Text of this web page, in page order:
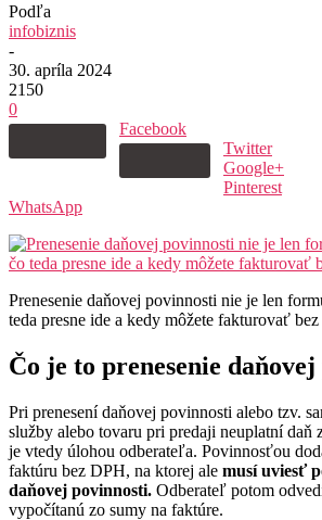
Podľa
infobiznis
-
30. apríla 2024
2150
0
Facebook
Twitter
Google+
Pinterest
WhatsApp
Prenesenie daňovej povinnosti nie je len
teda presne ide a kedy môžete fakturovať
Čo je to prenesenie
Pri prenesení daňovej povinnosti alebo tzv.
služby alebo tovaru pri predaji neuplatní daň
je vtedy úlohou odberateľa. Povinnosťou
faktúru bez DPH, na ktorej ale musí uviesť
daňovej povinnosti. Odberateľ potom
vypočítanú zo sumy na faktúre.